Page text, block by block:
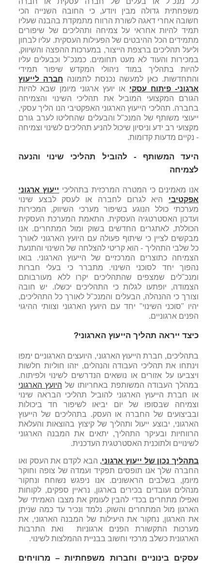
משפחתית גדולה מבין ויודע, כי החובה השנייה הכי
חשובה אחרי דאגה לשורת הרווח מתמקדת בהבנה שעליו
תמיד להיות אחראי על צמיחה ותהליכים של שיפורים
מתמידים הכל ההיבטים של הפעילות העסקית. עליו לבחון
וליעל תהליכים ברצפת הייצור, במערכות ההפצה והשיווק,
במכירות והעוד לא מעט תחומים. כמנכ"ל וכבעלים עליו
להיות בתהליך במוד ניהולי המקדש שיפור תמידי
והתחדשות. כאן למעשה נכנסת לתמונה חברה לייעוץ
ארגוני- פיתוח עסקי או יועץ ארגוני מיומן שבא להיות
הגורם המקצועי המוביל את תהליכי השינוי והצמיחה
בחברה. תהליכי הייעוץ הארגוני האפקטיבי הנו הליך עסקי,
ייעוצי משותף של המנכ"ל והבעלים שהחליטו לערב גורם
מקצועי רב ידע וניסיון שיכול להניע תהליכים לשינוי וצמיחה
- נקיים מדעות קדומות.
היעד המשותף - להוביל תהליכי שינוי והנעה
לצמיחה
אנו מאמינים כי המטרה המרכזית בתהליכי ייעוץ ארגוני
אפקטיבי היא לגרום לחברה או לעסק לבצע שינוי
מערכתי כולל הנוגע בשיפור מערכי השיווק, המכירות
ועדכון האסטרטגיה העסקית. התאמת המערכת העסקית
הכוללת, לאתגרים החדשים בשוק ומול המתחרים. אנו
מבקשים לציין כי שיתוף פעולה עם היועץ הארגוני לאורך
כל שלבי התהליך - הוא קריטי להצלחה של השינוי והתנעת
הצמיחה כתוצרים המרכזיים של הייעוץ הארגוני. בואו
נהפוך יחד לסוכני השינוי. מתברר כי בעלי חברות
ומנכ"לים שמצפים שהתהליכים יקרו ללא מעורבותם
הצמודה, יופתעו לגלות כי התהליכים יכשלו. יש חובה
וצורך כי ההנהלה, הבעלים והמנכ"ל לאורך כל התהליכים,
יהיו "סוכני השינוי" יחד עם היועץ הארגוני וצוותי ההיגוי
הפנים ארגוניים.
כיצד ייראה תהליך הייעוץ הארגוני?
בתהליכים, חברת הייעוץ הארגוני, היועצים הארגוניים ימפו
וינתחו את תהליכי העבודה והנהלים, יזהו חוליות חלשות
ויצביעו על אזורים או נושאים הנדרשים לשינוי ולפיתוח.
במהלך העבודה המשותפת באחריותו של היועץ הארגוני
או חברת הייעוץ הארגוני להוביל תהליכי הבראה שינוי
וצמיחה שבסופו של יום יביאו לשיפור חד ביכולות
ובביצועים של החברה או העסק. בתהליכים של הייעוץ
הארגוני, יבוצע ייעול ותהליך של קיצוץ בהוצאות והעלאת
הרווחיות ובעיקר התהליך, יתאים את המבנה הארגוני
לשינויים ולתוכנית האסטרטגית העדכנית.
בתהליך נכון של ייעוץ ארגוני, הבא לקדם את העסק ואו
החברה שלך אנו תופסים תפקיד ועמדה של צופה וחוקר
מיומן, בשלבים הראשונים. אנו ניפגש נשוחח ונחקור
מנהלים ועובדים בכירים בארגון, נראיין ספקים, לקוחות
ואפילו מתחרים בכדי להבין לעומק את מצבו האמיתי של
הארגון מול המתחרים והשוק. נלמד ונכיר עד כמה שניתן
את הארגון, נחקור את היעילות של המבנה הארגוני, את
מערכות התקשורת הפנים ארגוניות ואת התרבות
הארגונית כשלב מרכזי וחשוב בבניית ההמלצות לשינוי.
עסקים בינוניים וחברות משפחתיות – מרוויחים